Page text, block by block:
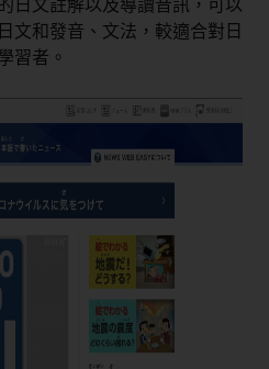
日文註解以及導讀音訊，可以
文和發音、文法，較適合對日
習者。